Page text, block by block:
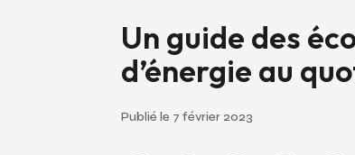
Un guide des
d’énergie au
Publié le 7 février 2023